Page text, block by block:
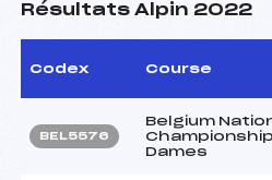
Résultats Alpin 2022
Codex Course
BEL5576
Belgium
Championship
Dames